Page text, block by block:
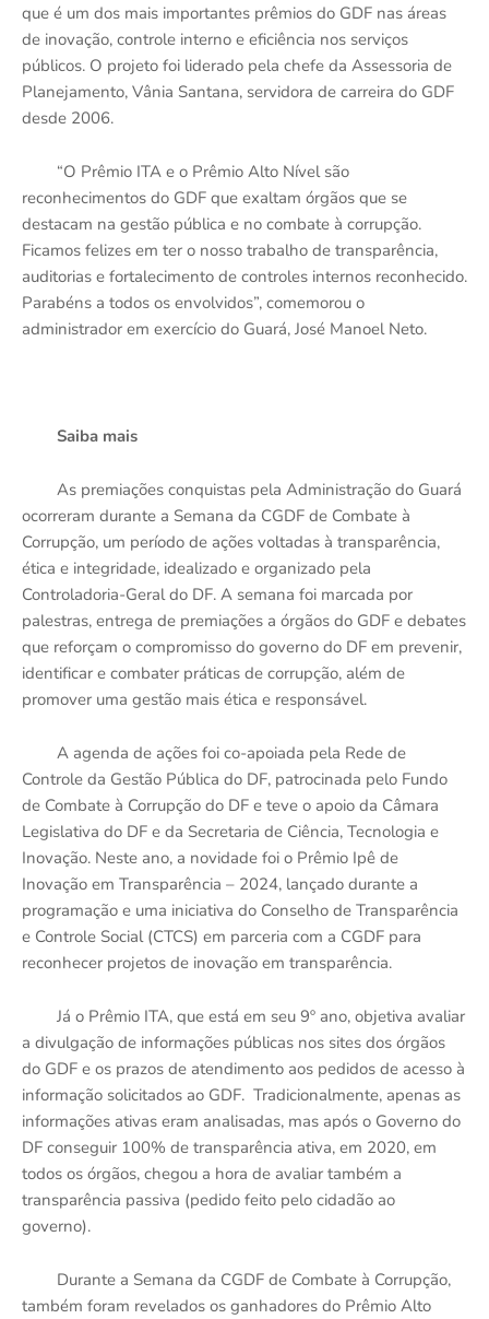
que é um dos mais importantes prêmios do GDF nas áreas
de inovação, controle interno e eficiência nos serviços
públicos. O projeto foi liderado pela chefe da Assessoria de
Planejamento, Vânia Santana, servidora de carreira do GDF
desde 2006.
“O Prêmio ITA e o Prêmio Alto Nível são
reconhecimentos do GDF que exaltam órgãos que se
destacam na gestão pública e no combate à corrupção.
Ficamos felizes em ter o nosso trabalho de transparência,
auditorias e fortalecimento de controles internos reconhecido.
Parabéns a todos os envolvidos”, comemorou o
administrador em exercício do Guará, José Manoel Neto.
Saiba mais
As premiações conquistas pela Administração do Guará
ocorreram durante a Semana da CGDF de Combate à
Corrupção, um período de ações voltadas à transparência,
ética e integridade, idealizado e organizado pela
Controladoria-Geral do DF. A semana foi marcada por
palestras, entrega de premiações a órgãos do GDF e debates
que reforçam o compromisso do governo do DF em prevenir,
identificar e combater práticas de corrupção, além de
promover uma gestão mais ética e responsável.
A agenda de ações foi co-apoiada pela Rede de
Controle da Gestão Pública do DF, patrocinada pelo Fundo
de Combate à Corrupção do DF e teve o apoio da Câmara
Legislativa do DF e da Secretaria de Ciência, Tecnologia e
Inovação. Neste ano, a novidade foi o Prêmio Ipê de
Inovação em Transparência – 2024, lançado durante a
programação e uma iniciativa do Conselho de Transparência
e Controle Social (CTCS) em parceria com a CGDF para
reconhecer projetos de inovação em transparência.
Já o Prêmio ITA, que está em seu 9º ano, objetiva avaliar
a divulgação de informações públicas nos sites dos órgãos
do GDF e os prazos de atendimento aos pedidos de acesso à
informação solicitados ao GDF. Tradicionalmente, apenas as
informações ativas eram analisadas, mas após o Governo do
DF conseguir 100% de transparência ativa, em 2020, em
todos os órgãos, chegou a hora de avaliar também a
transparência passiva (pedido feito pelo cidadão ao
governo).
Durante a Semana da CGDF de Combate à Corrupção,
também foram revelados os ganhadores do Prêmio Alto